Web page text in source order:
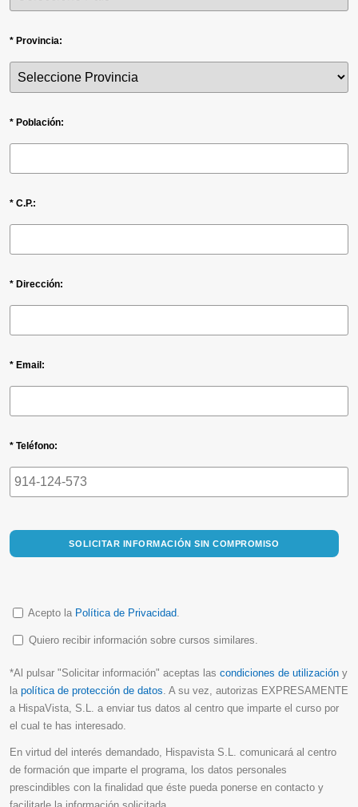
* Provincia:
* Población:
* C.P.:
* Dirección:
* Email:
* Teléfono:
SOLICITAR INFORMACIÓN SIN COMPROMISO
Acepto la Política de Privacidad.
Quiero recibir información sobre cursos similares.
*Al pulsar "Solicitar información" aceptas las condiciones de utilización y
la política de protección de datos. A su vez, autorizas EXPRESAMENTE
a HispaVista, S.L. a enviar tus datos al centro que imparte el curso por
el cual te has interesado.
En virtud del interés demandado, Hispavista S.L. comunicará al centro
de formación que imparte el programa, los datos personales
prescindibles con la finalidad que éste pueda ponerse en contacto y